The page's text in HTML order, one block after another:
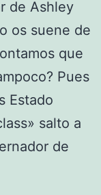
de Ashley
os suene de
que
Pues
Estado
salto a
de